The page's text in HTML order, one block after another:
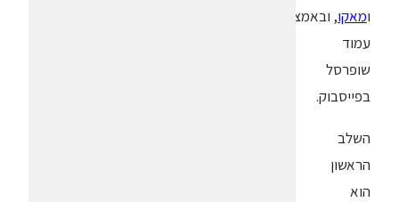
ומאקו, ובאמצעות
עמוד
שופרסל
בפייסבוק.
השלב
הראשון
הוא